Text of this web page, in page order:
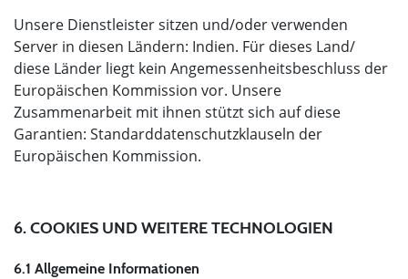
Unsere Dienstleister sitzen und/oder verwenden
Server in diesen Ländern: Indien. Für dieses Land/
diese Länder liegt kein Angemessenheitsbeschluss der
Europäischen Kommission vor. Unsere
Zusammenarbeit mit ihnen stützt sich auf diese
Garantien: Standarddatenschutzklauseln der
Europäischen Kommission.
6. COOKIES UND WEITERE TECHNOLOGIEN
6.1 Allgemeine Informationen